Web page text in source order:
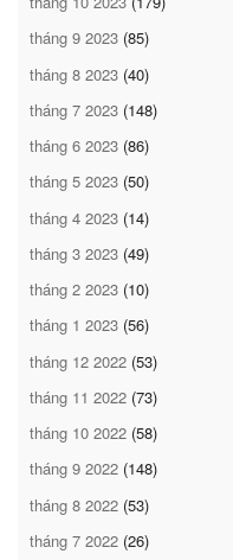
tháng 9 2023 (85)
tháng 8 2023 (40)
tháng 7 2023 (148)
tháng 6 2023 (86)
tháng 5 2023 (50)
tháng 4 2023 (14)
tháng 3 2023 (49)
tháng 2 2023 (10)
tháng 1 2023 (56)
tháng 12 2022 (53)
tháng 11 2022 (73)
tháng 10 2022 (58)
tháng 9 2022 (148)
tháng 8 2022 (53)
tháng 7 2022 (26)